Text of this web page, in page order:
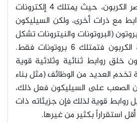
يشابه السيليكون عنصر الكربون، حيث يمتلك 4 إلكترونات
مع ذرات أخرى، ولكن السيليكون
حيث يمتلك 14 بروتون (البروتونات والنيترونات تشكل
النواة الذرية) أما نواة الكربون فتمتلك 6 بروتونات فقط.
خلق روابط ثنائية وثلاثية قوية
العديد من الوظائف (مثل بناء
الصعب على السيليكون فعل ذلك،
قوية لذلك فإن جزيئاته ذات
استقراراً بكثير من غيرها.